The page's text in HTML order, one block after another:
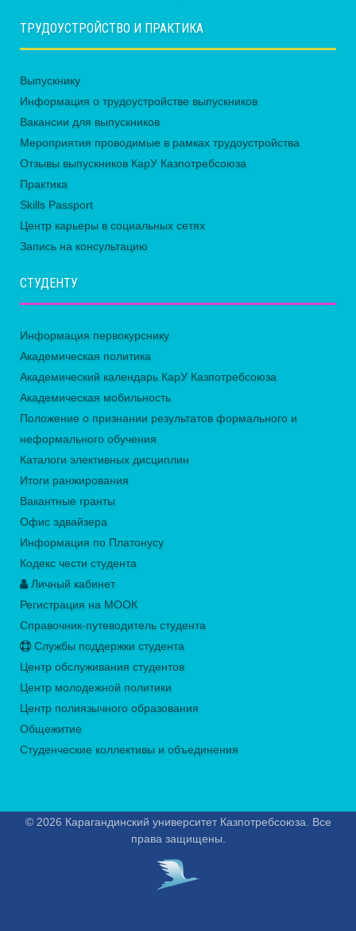
ТРУДОУСТРОЙСТВО И ПРАКТИКА
Выпускнику
Информация о трудоустройстве выпускников
Вакансии для выпускников
Мероприятия проводимые в рамках трудоустройства
Отзывы выпускников КарУ Казпотребсоюза
Практика
Skills Passport
Центр карьеры в социальных сетях
Запись на консультацию
СТУДЕНТУ
Информация первокурснику
Академическая политика
Академический календарь КарУ Казпотребсоюза
Академическая мобильность
Положение о признании результатов формального и
неформального обучения
Каталоги элективных дисциплин
Итоги ранжирования
Вакантные гранты
Офис эдвайзера
Информация по Платонусу
Кодекс чести студента
Личный кабинет
Регистрация на МООК
Справочник-путеводитель студента
Службы поддержки студента
Центр обслуживания студентов
Центр молодежной политики
Центр полиязычного образования
Общежитие
Студенческие коллективы и объединения
© 2026 Карагандинский университет Казпотребсоюза. Все
права защищены.